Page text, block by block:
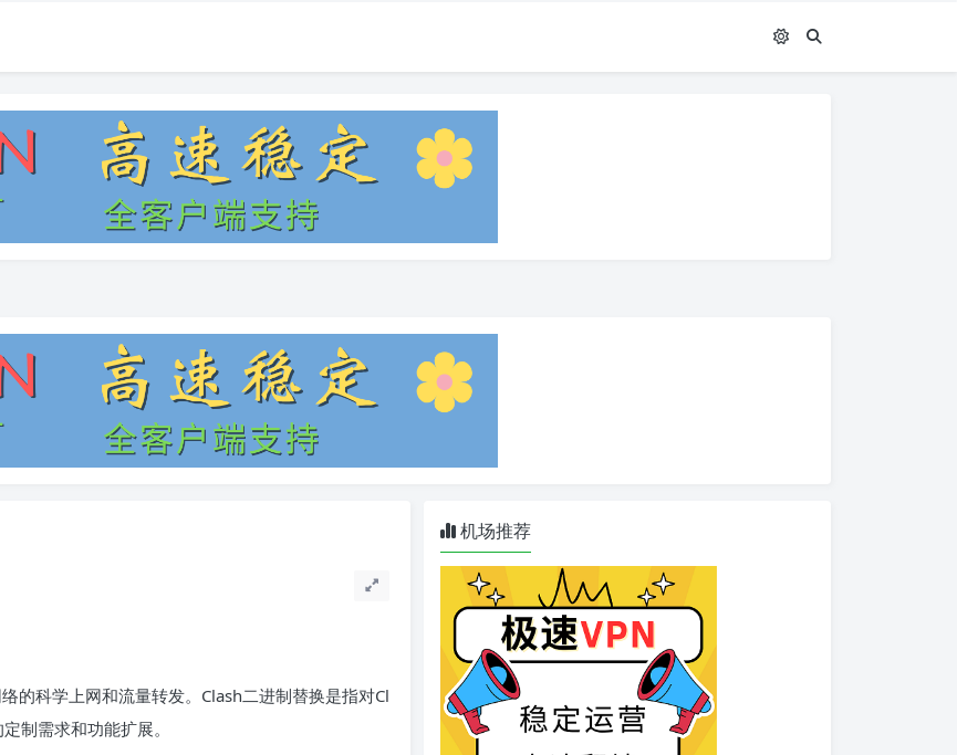
的科学上网和流量转发。Clash二进制替换是指对Cl
制需求和功能扩展。
机场推荐